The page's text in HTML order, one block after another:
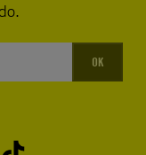
OK